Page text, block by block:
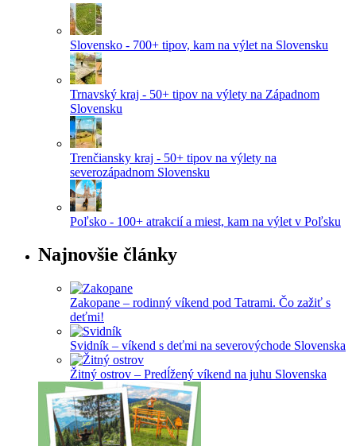
Slovensko - 700+ tipov, kam na výlet na Slovensku
Trnavský kraj - 50+ tipov na výlety na Západnom
Slovensku
Trenčiansky kraj - 50+ tipov na výlety na
severozápadnom Slovensku
Poľsko - 100+ atrakcií a miest, kam na výlet v Poľsku
Najnovšie články
Zakopane – rodinný víkend pod Tatrami. Čo zažiť s
deťmi!
Svidník – víkend s deťmi na severovýchode Slovenska
Žitný ostrov – Predĺžený víkend na juhu Slovenska